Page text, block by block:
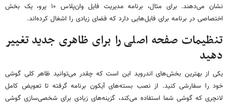
نشان می‌دهند. برای مثال، برنامه مدیریت فایل وان‌پلاس ۱۰ پرو، یک بخش
اختصاصی در برنامه برای فایل‌هایی دارد که فضای زیادی را اشغال کرده‌اند.
تنظیمات صفحه اصلی را برای ظاهری جدید تغییر
دهید
یکی از بهترین بخش‌های اندروید این است که چقدر می‌توانید ظاهر کلی گوشی
خود را سفارشی کنید. از نصب بسته‌های آیکون برنامه گرفته تا تعویض کامل
لانچری که گوشی شما استفاده می‌کند، گزینه‌های زیادی برای شخصی‌سازی گوشی